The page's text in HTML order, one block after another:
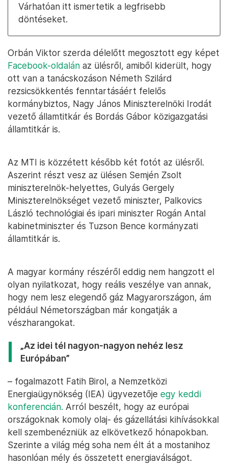
Várhatóan itt ismertetik a legfrisebb
döntéseket.
Orbán Viktor szerda délelőtt megosztott egy képet
Facebook-oldalán az ülésről, amiből kiderült, hogy
ott van a tanácskozáson Németh Szilárd
rezsicsökkentés fenntartásáért felelős
kormánybiztos, Nagy János Miniszterelnöki Irodát
vezető államtitkár és Bordás Gábor közigazgatási
államtitkár is.
Az MTI is közzétett később két fotót az ülésről.
Aszerint részt vesz az ülésen Semjén Zsolt
miniszterelnök-helyettes, Gulyás Gergely
Miniszterelnökséget vezető miniszter, Palkovics
László technológiai és ipari miniszter Rogán Antal
kabinetminiszter és Tuzson Bence kormányzati
államtitkár is.
A magyar kormány részéről eddig nem hangzott el
olyan nyilatkozat, hogy reális veszélye van annak,
hogy nem lesz elegendő gáz Magyarországon, ám
például Németországban már kongatják a
vészharangokat.
„Az idei tél nagyon-nagyon nehéz lesz
Európában”
– fogalmazott Fatih Birol, a Nemzetközi
Energiaügynökség (IEA) ügyvezetője egy keddi
konferencián. Arról beszélt, hogy az európai
országoknak komoly olaj- és gázellátási kihívásokkal
kell szembenézniük az elkövetkező hónapokban.
Szerinte a világ még soha nem élt át a mostanihoz
hasonlóan mély és összetett energiaválságot.